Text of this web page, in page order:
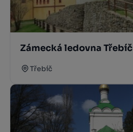
Zámecká ledovna Třebíč
Třebíč